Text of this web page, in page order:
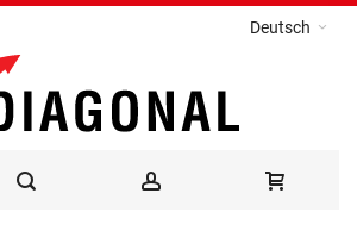
Deutsch